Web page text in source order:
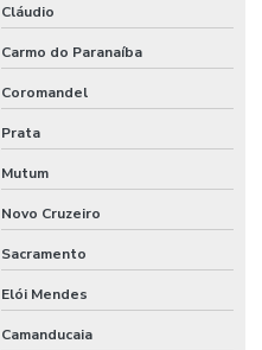
Cláudio
Carmo do Paranaíba
Coromandel
Prata
Mutum
Novo Cruzeiro
Sacramento
Elói Mendes
Camanducaia